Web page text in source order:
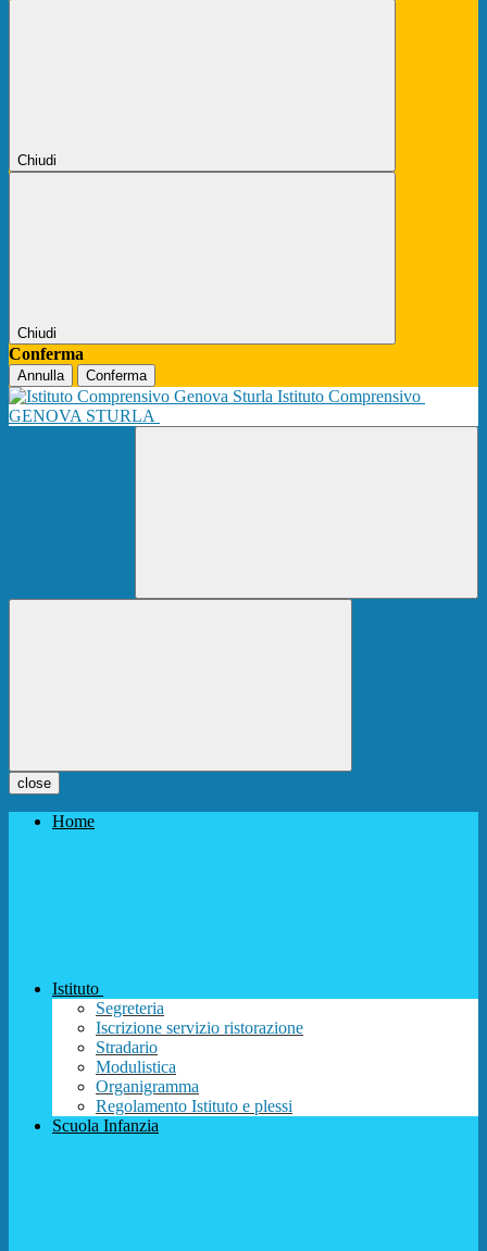
Chiudi
Chiudi
Conferma
Annulla Conferma
Istituto Comprensivo
GENOVA STURLA
close
Home
Istituto
Segreteria
Iscrizione servizio ristorazione
Stradario
Modulistica
Organigramma
Regolamento Istituto e plessi
Scuola Infanzia